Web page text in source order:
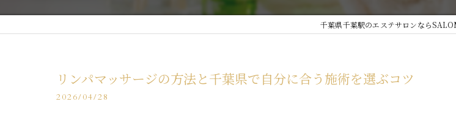
千葉県千葉駅のエステサロンなら
リンパマッサージの方法と千葉県で自分に合う施術を選ぶコツ
2026/04/28